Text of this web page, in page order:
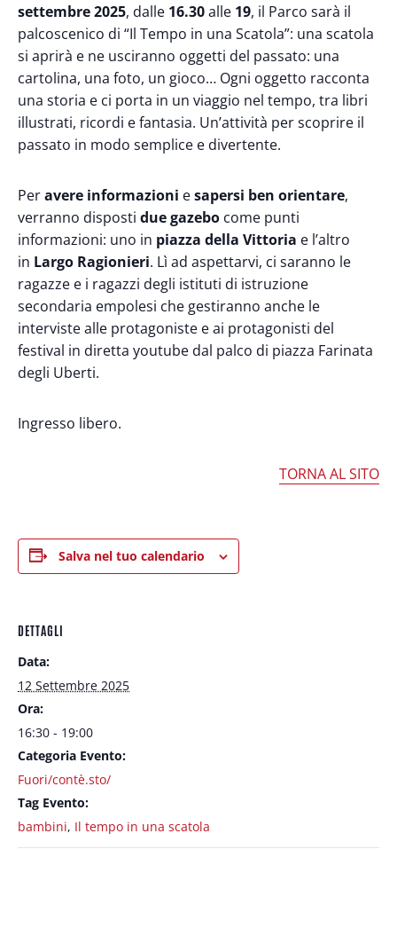
settembre 2025, dalle 16.30alle 19, il Parco sarà il
palcoscenico di “Il Tempo in una Scatola”: una scatola
si aprirà e ne usciranno oggetti del passato: una
cartolina, una foto, un gioco… Ogni oggetto racconta
una storia e ci porta in un viaggio nel tempo, tra libri
illustrati, ricordi e fantasia. Un’attività per scoprire il
passato in modo semplice e divertente.
Peravere informazioni esapersi ben orientare,
verranno disposti due gazebo come punti
informazioni: uno in piazza della Vittoria e l’altro
in Largo Ragionieri. Lì ad aspettarvi, ci saranno le
ragazze e i ragazzi degli istituti di istruzione
secondaria empolesi che gestiranno anche le
interviste alle protagoniste e ai protagonisti del
festival in diretta youtube dal palco di piazza Farinata
degli Uberti.
Ingresso libero.
TORNA AL SITO
Salva nel tuo calendario
DETTAGLI
Data:
12 Settembre 2025
Ora:
16:30 - 19:00
Categoria Evento:
Fuori/contè.sto/
Tag Evento:
bambini, Il tempo in una scatola